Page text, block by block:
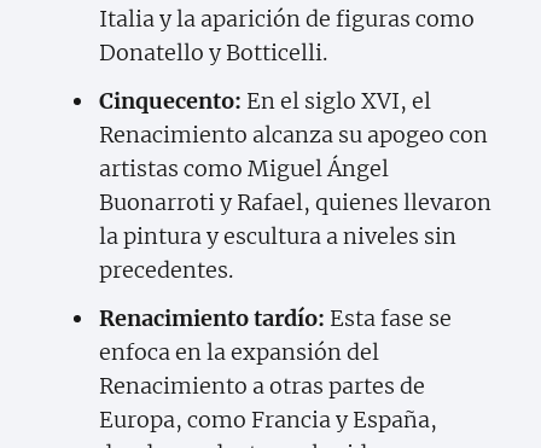
Italia y la aparición de figuras como
Donatello y Botticelli.
Cinquecento: En el siglo XVI, el
Renacimiento alcanza su apogeo con
artistas como Miguel Ángel
Buonarroti y Rafael, quienes llevaron
la pintura y escultura a niveles sin
precedentes.
Renacimiento tardío: Esta fase se
enfoca en la expansión del
Renacimiento a otras partes de
Europa, como Francia y España,